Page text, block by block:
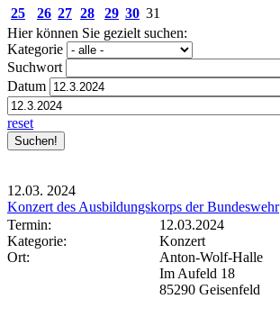
25
26 27 28 29 30 31
Hier können Sie gezielt suchen:
Kategorie
Suchwort
Datum
reset
12.03. 2024
Konzert des Ausbildungskorps der Bundeswehr
Termin:
12.03.2024
Kategorie:
Konzert
Ort:
Anton-Wolf-Halle
Im Aufeld 18
85290 Geisenfeld